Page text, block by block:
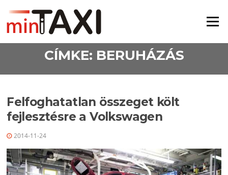
Menü
CÍMKE: BERUHÁZÁS
Felfoghatatlan összeget költ
fejlesztésre a Volkswagen
2014-11-24